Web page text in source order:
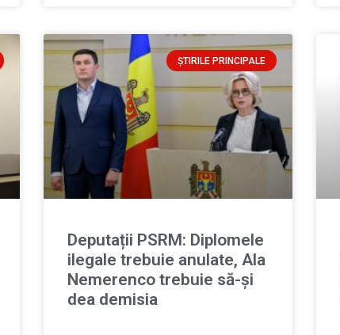
ȘTIRILE PRINCIPALE
Deputații PSRM: Diplomele
ilegale trebuie anulate, Ala
Nemerenco trebuie să-și
dea demisia